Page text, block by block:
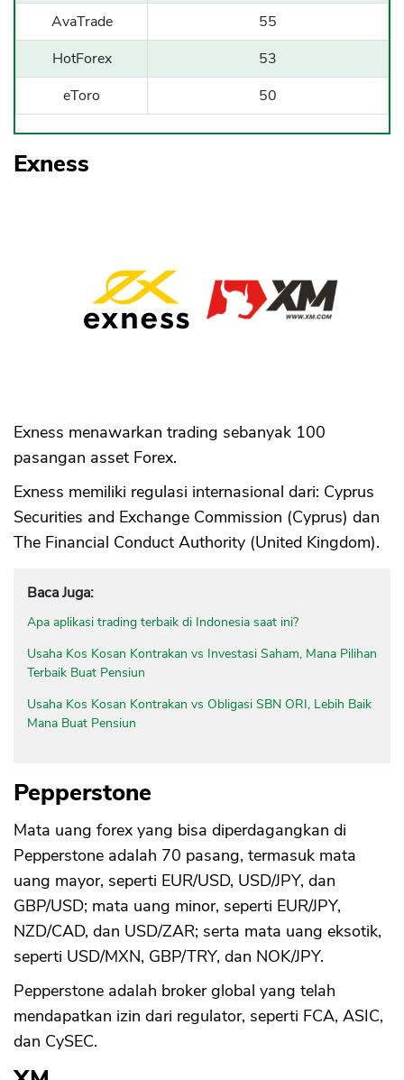
AvaTrade
55
HotForex
53
eToro
50
Exness
Exness menawarkan trading sebanyak 100
pasangan asset Forex.
Exness memiliki regulasi internasional dari: Cyprus
Securities and Exchange Commission (Cyprus) dan
The Financial Conduct Authority (United Kingdom).
Baca Juga:
Apa aplikasi trading terbaik di Indonesia saat ini?
Usaha Kos Kosan Kontrakan vs Investasi Saham, Mana Pilihan
Terbaik Buat Pensiun
Usaha Kos Kosan Kontrakan vs Obligasi SBN ORI, Lebih Baik
Mana Buat Pensiun
Pepperstone
Mata uang forex yang bisa diperdagangkan di
Pepperstone adalah 70 pasang, termasuk mata
uang mayor, seperti EUR/USD, USD/JPY, dan
GBP/USD; mata uang minor, seperti EUR/JPY,
NZD/CAD, dan USD/ZAR; serta mata uang eksotik,
seperti USD/MXN, GBP/TRY, dan NOK/JPY.
Pepperstone adalah broker global yang telah
mendapatkan izin dari regulator, seperti FCA, ASIC,
dan CySEC.